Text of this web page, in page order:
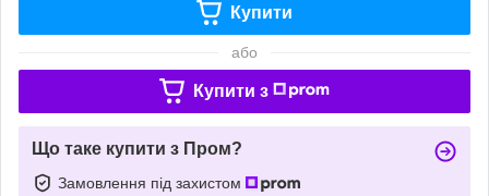
Купити
або
Купити з
Що таке купити з Пром?
Замовлення під захистом